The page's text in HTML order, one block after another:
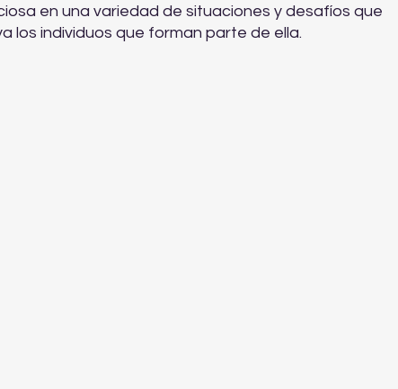
en una variedad de situaciones y desafíos que
los individuos que forman parte de ella.